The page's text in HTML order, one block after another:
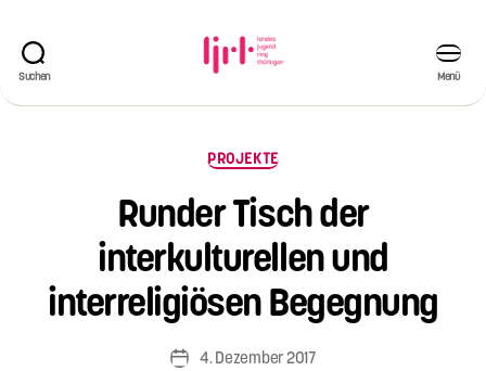
Suchen
Thüringen
Menü
Kategorien
PROJEKTE
Runder Tisch der
interkulturellen und
interreligiösen Begegnung
Beitragsautor
V
o
n
Si
m
n
Veröffentlichungsdatum
4. Dezember 2017